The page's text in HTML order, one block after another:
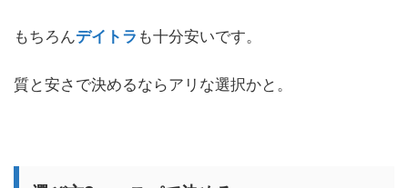
もちろんデイトラ も十分安いです。
質と安さで決めるならアリな選択かと。